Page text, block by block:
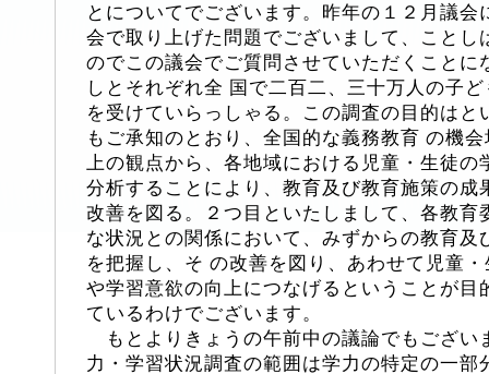
とについてでございます。昨年の１２月議会
会で取り上げた問題でございまして、ことし
のでこの議会でご質問させていただくことに
しとそれぞれ全 国で二百二、三十万人の子
を受けていらっしゃる。この調査の目的はと
もご承知のとおり、全国的な義務教育 の機
上の観点から、各地域における児童・生徒の
分析することにより、教育及び教育施策の成
改善を図る。２つ目といたしまして、各教育
な状況との関係において、みずからの教育及
を把握し、そ の改善を図り、あわせて児童
や学習意欲の向上につなげるということが目
ているわけでございます。
もとよりきょうの午前中の議論でもござい
力・学習状況調査の範囲は学力の特定の一部